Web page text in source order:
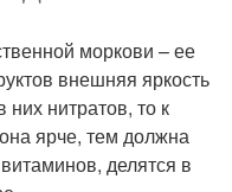
моркови – ее
внешняя яркость
нитратов, то к
ярче, тем должна
делятся в